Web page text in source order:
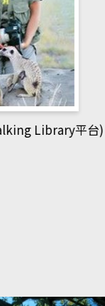
網管人(kono平台)